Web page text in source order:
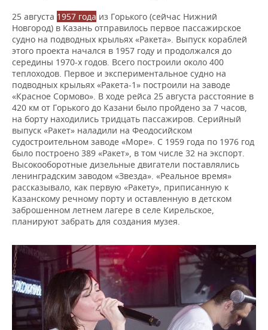
25 августа 1957 года из Горького (сейчас Нижний
Новгород) в Казань отправилось первое пассажирское
судно на подводных крыльях «Ракета». Выпуск кораблей
этого проекта начался в 1957 году и продолжался до
середины 1970-х годов. Всего построили около 400
теплоходов. Первое и экспериментальное судно на
подводных крыльях «Ракета-1» построили на заводе
«Красное Сормово». В ходе рейса 25 августа расстояние в
420 км от Горького до Казани было пройдено за 7 часов,
на борту находились тридцать пассажиров. Серийный
выпуск «Ракет» наладили на Феодосийском
судостроительном заводе «Море». С 1959 года по 1976 год
было построено 389 «Ракет», в том числе 32 на экспорт.
Высокооборотные дизельные двигатели поставлялись
ленинградским заводом «Звезда». «Реальное время»
рассказывало, как первую «Ракету», приписанную к
Казанскому речному порту и оставленную в детском
заброшенном летнем лагере в селе Кирельское,
планируют забрать для создания музея.